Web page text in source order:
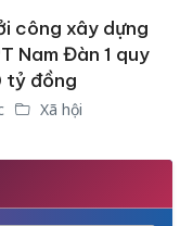
công xây dựng
Nam Đàn 1 quy
tỷ đồng
Xã hội